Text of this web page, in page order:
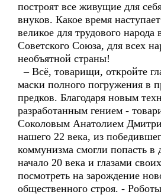
построят все живущие для
внуков. Какое время
великое для трудового народа
Советского Союза, для всех
необъятной страны!
– Всё, товарищи, откройте
маски полного погружения в
предков. Благодаря новым
разработанным гением -
Соколовым Анатолием
нашего 22 века, из
коммунизма смогли попасть в
начало 20 века и глазами
посмотреть на зарождение
общественного строя. -